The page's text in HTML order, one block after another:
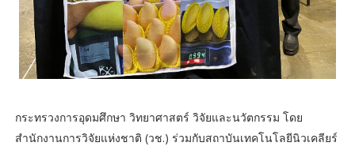
กระทรวงการอุดมศึกษา วิทยาศาสตร์ วิจัยและนวัตกรรม โดย
สำนักงานการวิจัยแห่งชาติ (วช.) ร่วมกับสถาบันเทคโนโลยีนิวเคลียร์